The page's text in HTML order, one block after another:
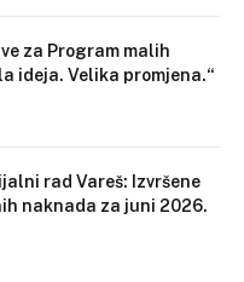
za Program malih
ideja. Velika promjena.“
rad Vareš: Izvršene
naknada za juni 2026.